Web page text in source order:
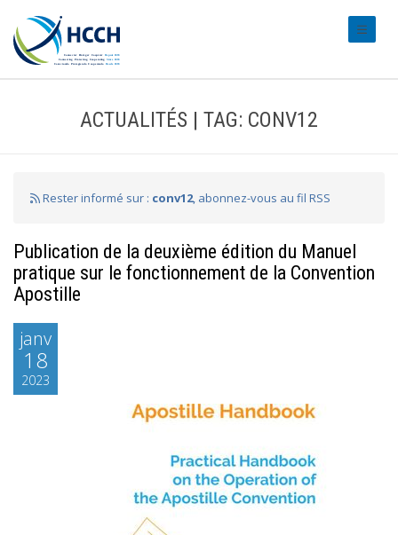
ACTUALITÉS | TAG: CONV12
Rester informé sur : conv12, abonnez-vous au fil RSS
Publication de la deuxième édition du Manuel
pratique sur le fonctionnement de la Convention
Apostille
janv
18
2023